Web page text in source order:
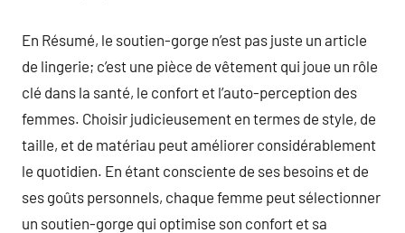
En Résumé, le soutien-gorge n’est pas juste un article
de lingerie; c’est une pièce de vêtement qui joue un rôle
clé dans la santé, le confort et l’auto-perception des
femmes. Choisir judicieusement en termes de style, de
taille, et de matériau peut améliorer considérablement
le quotidien. En étant consciente de ses besoins et de
ses goûts personnels, chaque femme peut sélectionner
un soutien-gorge qui optimise son confort et sa